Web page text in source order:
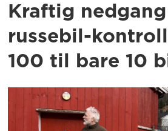
Kraftig
russebil-
100 til bare 10